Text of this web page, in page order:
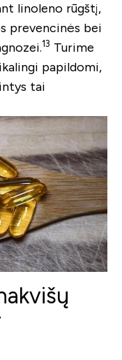
linoleno rūgštį,
prevencinės bei
13 Turime
papildomi,
tai